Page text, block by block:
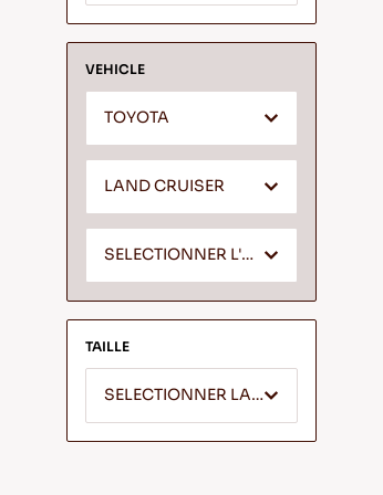
VEHICLE
TOYOTA
LAND CRUISER
SELECTIONNER L'ANNEE
TAILLE
SELECTIONNER LA LARGEUR